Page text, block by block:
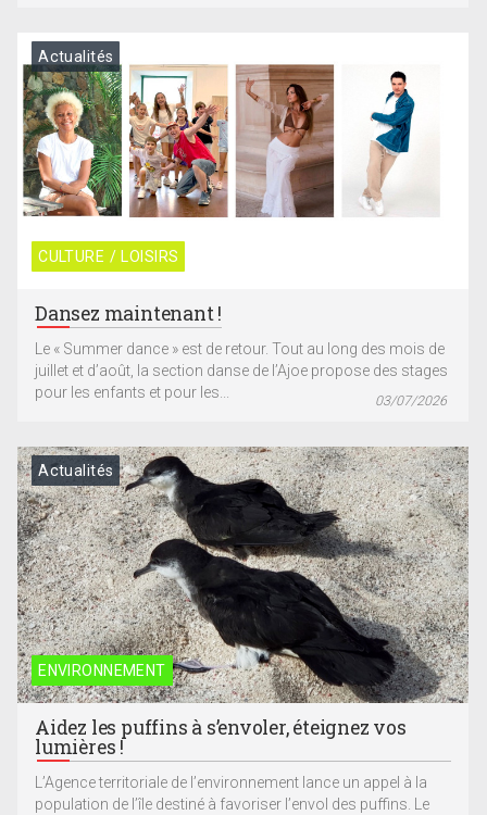
CULTURE / LOISIRS
Actualités
Dansez maintenant !
Le « Summer dance » est de retour. Tout au long des mois de
juillet et d’août, la section danse de l’Ajoe propose des stages
pour les enfants et pour les...
03/07/2026
ENVIRONNEMENT
Actualités
Aidez les puffins à s’envoler, éteignez vos
lumières !
L’Agence territoriale de l’environnement lance un appel à la
population de l’île destiné à favoriser l’envol des puffins. Le